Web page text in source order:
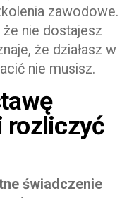
zawodowe.
nie dostajesz
że działasz w
nie musisz.
rozliczyć
świadczenie